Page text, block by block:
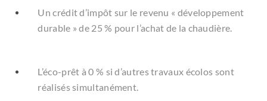
Un crédit d’impôt sur le revenu « développement
durable » de 25 % pour l’achat de la chaudière.
L’éco-prêt à 0 % si d’autres travaux écolos sont
réalisés simultanément.